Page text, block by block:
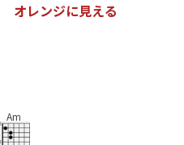
オレンジに見える
Am